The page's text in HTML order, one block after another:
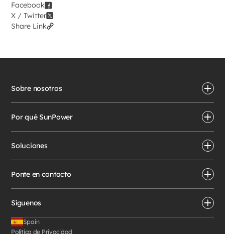
Facebook
X / Twitter
Share Link
Sobre nosotros
Por qué SunPower
Soluciones
Ponte en contacto
Síguenos
Política de Privacidad
Spain